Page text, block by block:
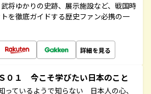
将ゆかりの史跡、展示施設など、戦国時
を徹底ガイドする歴史ファン必携の一
詳細を見る
Ｓ０１ 今こそ学びたい日本のこと
っているようで知らない 日本人の心、